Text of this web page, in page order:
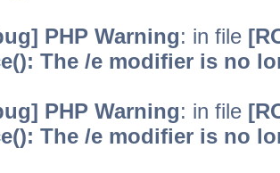
PHP Warning: in file
The /e modifier is no
PHP Warning: in file
The /e modifier is no